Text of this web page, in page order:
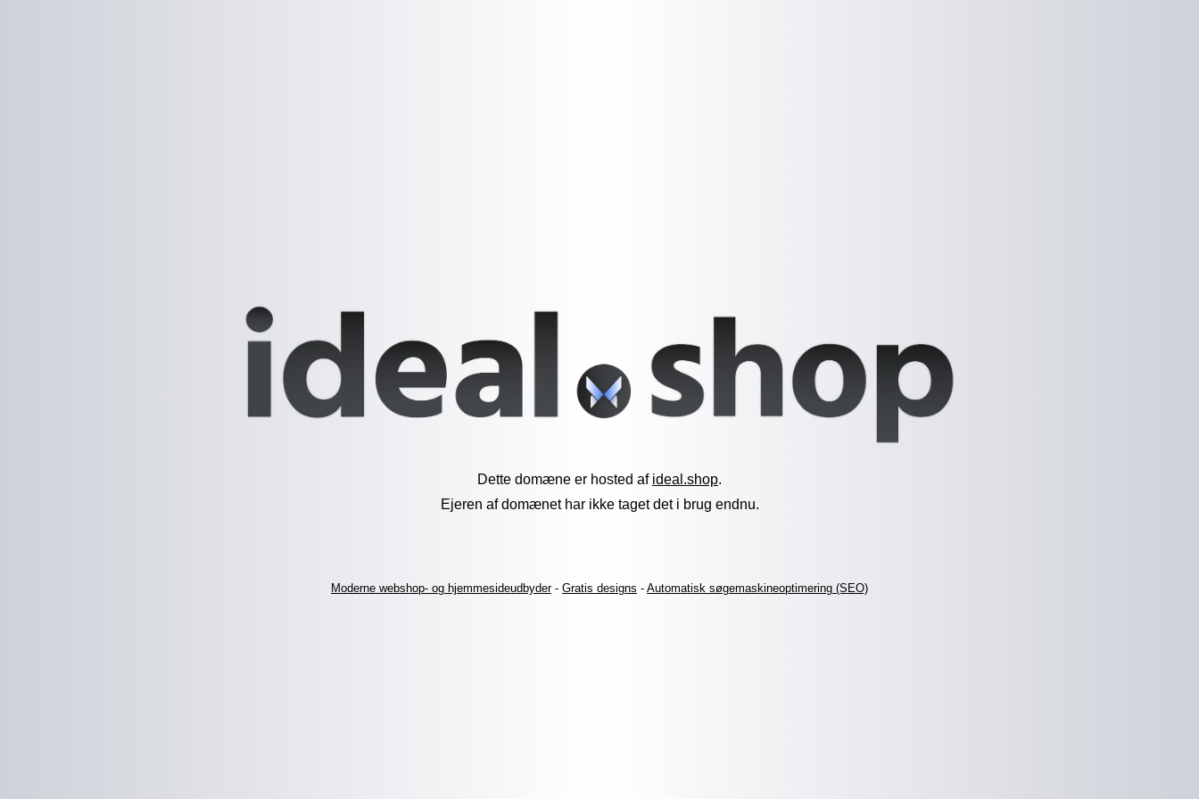
Dette domæne er hosted af ideal.shop.
Ejeren af domænet har ikke taget det i brug endnu.
Moderne webshop- og hjemmesideudbyder- Gratis designs - Automatisk søgemaskineoptimering (SEO)